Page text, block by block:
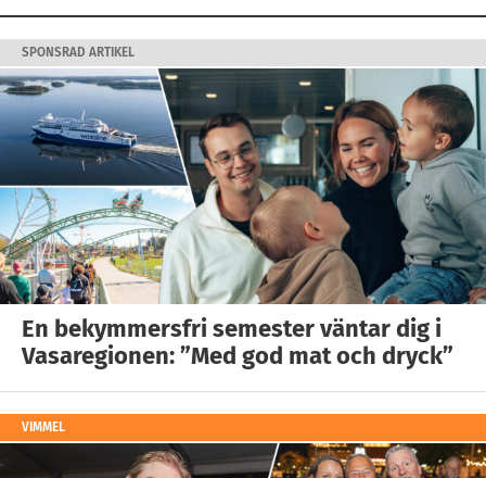
SPONSRAD ARTIKEL
En bekymmersfri semester väntar dig i
Vasaregionen: ”Med god mat och dryck”
VIMMEL